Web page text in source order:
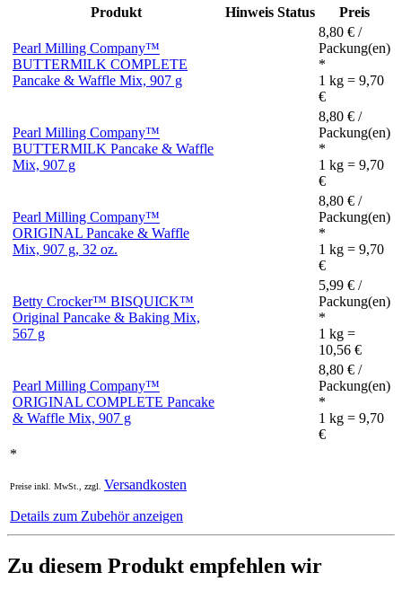
Produkt Hinweis Status Preis
Pearl Milling Company™
BUTTERMILK COMPLETE
Pancake & Waffle Mix, 907 g
8,80 € /
Packung(en)
*
1 kg = 9,70
€
Pearl Milling Company™
BUTTERMILK Pancake & Waffle
Mix, 907 g
8,80 € /
Packung(en)
*
1 kg = 9,70
€
Pearl Milling Company™
ORIGINAL Pancake & Waffle
Mix, 907 g, 32 oz.
8,80 € /
Packung(en)
*
1 kg = 9,70
€
Betty Crocker™ BISQUICK™
Original Pancake & Baking Mix,
567 g
5,99 € /
Packung(en)
*
1 kg =
10,56 €
Pearl Milling Company™
ORIGINAL COMPLETE Pancake
& Waffle Mix, 907 g
8,80 € /
Packung(en)
*
1 kg = 9,70
€
*
Preise inkl. MwSt., zzgl. Versandkosten
Details zum Zubehör anzeigen
Zu diesem Produkt empfehlen wir